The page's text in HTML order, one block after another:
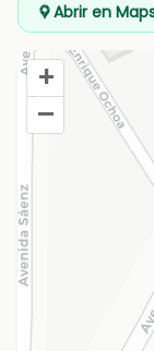
Abrir en
+
–